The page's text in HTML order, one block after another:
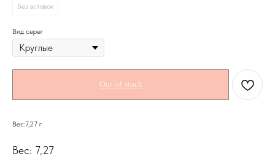
Без вставок
Вид серег
Out of stock
Вес:7,27 г
Вес: 7,27